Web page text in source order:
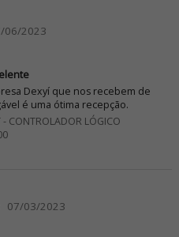
06/2023
Dexyí que nos recebem de
é uma ótima recepção.
CONTROLADOR LÓGICO
07/03/2023